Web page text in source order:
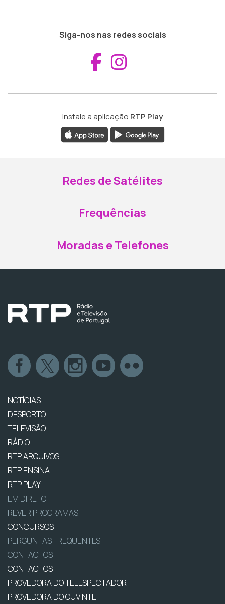
Siga-nos nas redes sociais
Aceder ao
Instale a aplicação RTP Play
Redes de Satélites
Frequências
Moradas e Telefones
NOTÍCIAS
DESPORTO
TELEVISÃO
RÁDIO
RTP ARQUIVOS
RTP ENSINA
RTP PLAY
EM DIRETO
REVER PROGRAMAS
CONCURSOS
PERGUNTAS FREQUENTES
CONTACTOS
CONTACTOS
PROVEDORA DO TELESPECTADOR
PROVEDORA DO OUVINTE